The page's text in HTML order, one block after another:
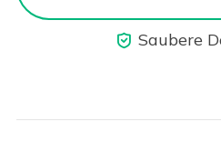
 Saubere